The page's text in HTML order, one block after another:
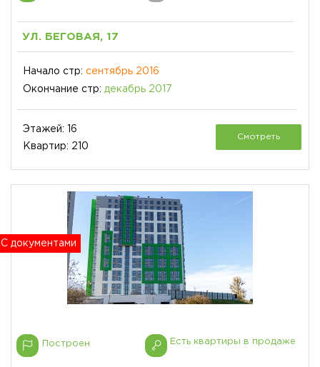
УЛ. БЕГОВАЯ, 17
Начало стр: сентябрь 2016
Окончание стр: декабрь 2017
Этажей: 16
Квартир: 210
Смотреть
С документами
Построен Есть квартиры в продаже